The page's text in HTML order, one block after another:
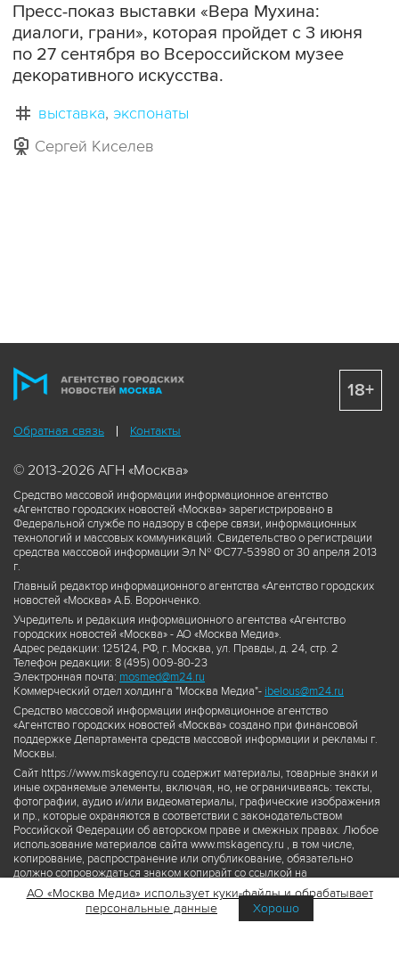
Пресс-показ выставки «Вера Мухина:
диалоги, грани», которая пройдет с 3 июня
по 27 сентября во Всероссийском музее
декоративного искусства.
выставка экспонаты
Сергей Киселев
Обратная связь Контакты
© 2013-2026 АГН «Москва»
Средство массовой информации информационное агентство
«Агентство городских новостей «Москва» зарегистрировано в
Федеральной службе по надзору в сфере связи, информационных
технологий и массовых коммуникаций. Свидетельство о регистрации
средства массовой информации Эл № ФС77-53980 от 30 апреля 2013
г.
Главный редактор информационного агентства «Агентство городских
новостей «Москва» А.Б. Воронченко.
Учредитель и редакция информационного агентства «Агентство
городских новостей «Москва» - АО «Москва Медиа».
Адрес редакции: 125124, РФ, г. Москва, ул. Правды, д. 24, стр. 2
Телефон редакции: 8 (495) 009-80-23
Электронная почта: mosmed@m24.ru
Коммерческий отдел холдинга "Москва Медиа"- ibelous@m24.ru
Средство массовой информации информационное агентство
«Агентство городских новостей «Москва» создано при финансовой
поддержке Департамента средств массовой информации и рекламы г.
Москвы.
Сайт https://www.mskagency.ru содержит материалы, товарные знаки и
иные охраняемые элементы, включая, но, не ограничиваясь: тексты,
фотографии, аудио и/или видеоматериалы, графические изображения
и пр., которые охраняются в соответствии с законодательством
Российской Федерации об авторском праве и смежных правах. Любое
использование материалов сайта www.mskagency.ru , в том числе,
копирование, распространение или опубликование, обязательно
должно сопровождаться знаком копирайт со ссылкой на
правообладателя © АО «Москва Медиа», а также гиперссылкой на сайт
www.mskagency.ru как на первоисточник информации. Переработка
материалов сайта www.mskagency.ru не допускается.
18+
АО «Москва Медиа» использует куки-файлы и обрабатывает
персональные данные
Хорошо